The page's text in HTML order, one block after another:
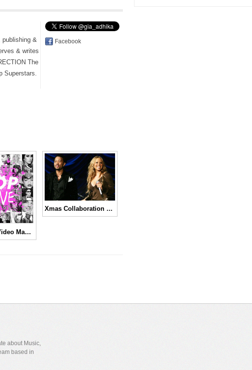
publishing &
& writes
The
Superstars.
Facebook
Musik dan Video Mashup Terbaik di Tahun 2012
Xmas Collaboration Mariah Carey With John Legend
about Music,
based in